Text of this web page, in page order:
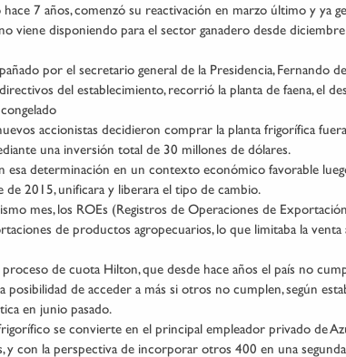
7 años, comenzó su reactivación en marzo último y ya
viene disponiendo para el sector ganadero desde
por el secretario general de la Presidencia, Fernando
del establecimiento, recorrió la planta de faena, el
accionistas decidieron comprar la planta frigorífica
una inversión total de 30 millones de dólares.
esa determinación en un contexto económico favorable
de 2015, unificara y liberara el tipo de cambio.
mes, los ROEs (Registros de Operaciones de
de productos agropecuarios, lo que limitaba la
de cuota Hilton, que desde hace años el país no
de acceder a más si otros no cumplen, según
en junio pasado.
se convierte en el principal empleador privado de
y con la perspectiva de incorporar otros 400 en una